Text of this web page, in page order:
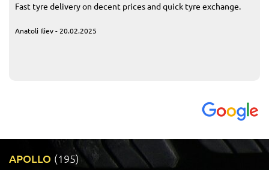
Fast tyre delivery on decent prices and quick tyre exchange.
Anatoli Iliev - 20.02.2025
APOLLO (195)